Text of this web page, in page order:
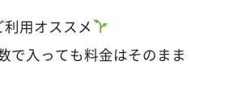
用オススメ
で入っても料金はそのまま